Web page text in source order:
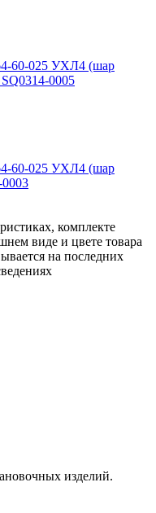
60-025 УХЛ4 (шар
0005
60-025 УХЛ4 (шар
комплекте
виде и цвете товара
на последних
изделий.